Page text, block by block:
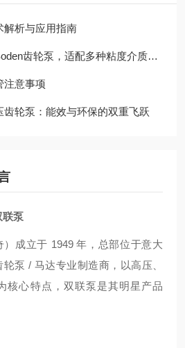
解析与应用指南
轮泵，适配多种粘度介质，输送效率拉满
注意事项
轮泵：能效与环保的双重飞跃
联泵
）成立于 1949 年，总部位于意大
泵 / 马达专业制造商，以高压、
核心特点，双联泵是其明星产品